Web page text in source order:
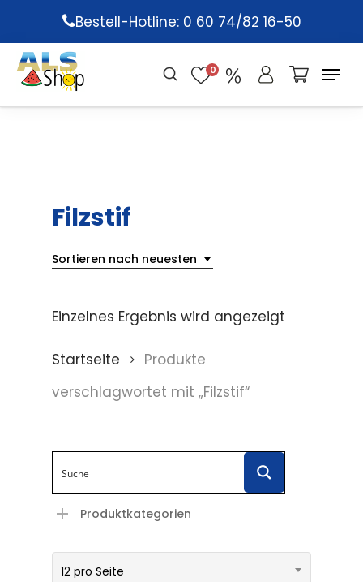
main
content
Bestell-Hotline: 0 60 74/82 16-50
0
Filzstif
Sortieren nach neuesten
Einzelnes Ergebnis wird angezeigt
Startseite
Produkte
verschlagwortet mit „Filzstif“
Produktkategorien
12 pro Seite